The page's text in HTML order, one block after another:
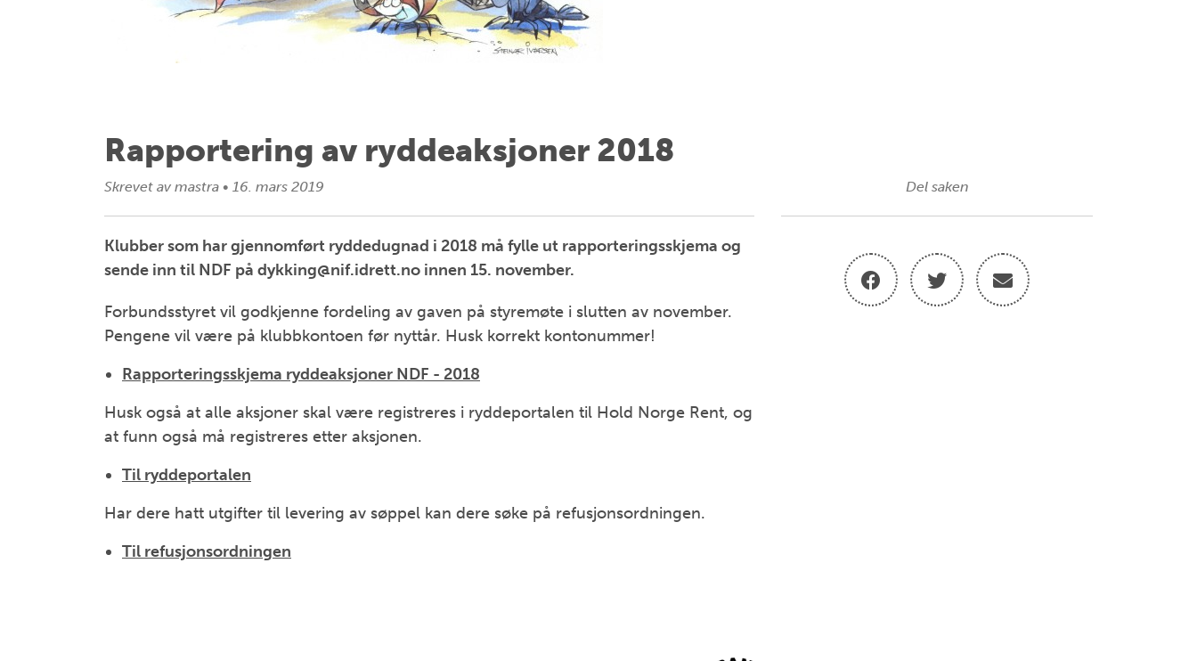
Rapportering av ryddeaksjoner 2018
Skrevet av mastra • 16. mars 2019
Klubber som har gjennomført ryddedugnad i 2018 må fylle ut rapporteringsskjema og
sende inn til NDF på dykking@nif.idrett.no innen 15. november.
Forbundsstyret vil godkjenne fordeling av gaven på styremøte i slutten av november.
Pengene vil være på klubbkontoen før nyttår. Husk korrekt kontonummer!
Rapporteringsskjema ryddeaksjoner NDF - 2018
Husk også at alle aksjoner skal være registreres i ryddeportalen til Hold Norge Rent, og
at funn også må registreres etter aksjonen.
Til ryddeportalen
Har dere hatt utgifter til levering av søppel kan dere søke på refusjonsordningen.
Til refusjonsordningen
Del saken